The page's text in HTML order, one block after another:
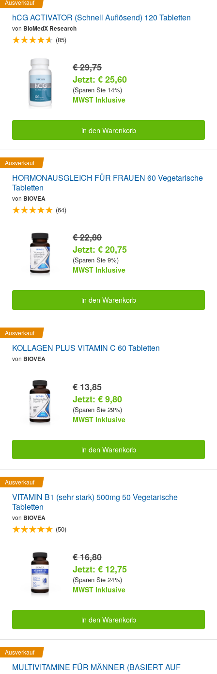
Ausverkauf
hCG ACTIVATOR (Schnell Auflösend) 120 Tabletten
von BioMedX Research
(85)
€ 29,75
Jetzt: € 25,60
(Sparen Sie 14%)
MWST Inklusive
in den Warenkorb
Ausverkauf
HORMONAUSGLEICH FÜR FRAUEN 60 Vegetarische
Tabletten
von BIOVEA
(64)
€ 22,80
Jetzt: € 20,75
(Sparen Sie 9%)
MWST Inklusive
in den Warenkorb
Ausverkauf
KOLLAGEN PLUS VITAMIN C 60 Tabletten
von BIOVEA
€ 13,85
Jetzt: € 9,80
(Sparen Sie 29%)
MWST Inklusive
in den Warenkorb
Ausverkauf
VITAMIN B1 (sehr stark) 500mg 50 Vegetarische
Tabletten
von BIOVEA
(50)
€ 16,80
Jetzt: € 12,75
(Sparen Sie 24%)
MWST Inklusive
in den Warenkorb
Ausverkauf
MULTIVITAMINE FÜR MÄNNER (BASIERT AUF